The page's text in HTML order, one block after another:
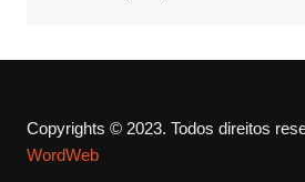
Copyrights © 2023. Todos direitos
WordWeb